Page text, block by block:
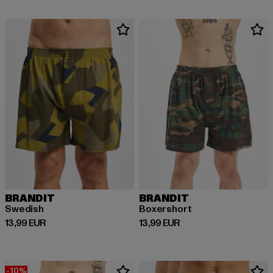
BRANDIT
Swedish
13,99 EUR
Derzeitiger Preis: 13,99 EUR
BRANDIT
Boxershort
13,99 EUR
Derzeitiger Preis: 13,99 EUR